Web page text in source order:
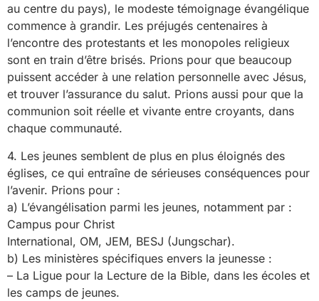
au centre du pays), le modeste témoignage évangélique
commence à grandir. Les préjugés centenaires à
l’encontre des protestants et les monopoles religieux
sont en train d’être brisés. Prions pour que beaucoup
puissent accéder à une relation personnelle avec Jésus,
et trouver l’assurance du salut. Prions aussi pour que la
communion soit réelle et vivante entre croyants, dans
chaque communauté.
4. Les jeunes semblent de plus en plus éloignés des
églises, ce qui entraîne de sérieuses conséquences pour
l’avenir. Prions pour :
a) L’évangélisation parmi les jeunes, notamment par :
Campus pour Christ
International, OM, JEM, BESJ (Jungschar).
b) Les ministères spécifiques envers la jeunesse :
– La Ligue pour la Lecture de la Bible, dans les écoles et
les camps de jeunes.